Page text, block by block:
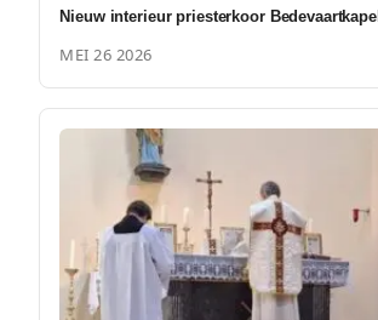
Nieuw interieur priesterkoor Bedevaartkapel
MEI 26 2026